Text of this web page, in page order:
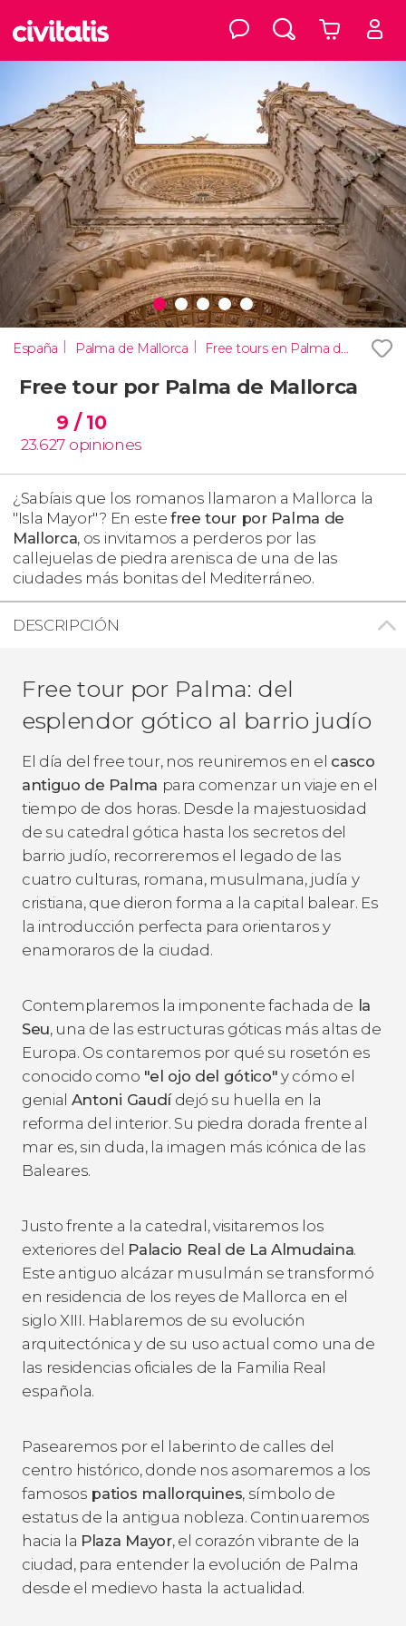
España Palma de Mallorca Free tours en Palma de Mallorca
Free tour por Palma de Mallorca
9 / 10
23.627 opiniones
¿Sabíais que los romanos llamaron a Mallorca la
"Isla Mayor"? En este free tour por Palma de
Mallorca, os invitamos a perderos por las
callejuelas de piedra arenisca de una de las
ciudades más bonitas del Mediterráneo.
DESCRIPCIÓN
Free tour por Palma: del
esplendor gótico al barrio judío
El día del free tour, nos reuniremos en el casco
antiguo de Palma para comenzar un viaje en el
tiempo de dos horas. Desde la majestuosidad
de su catedral gótica hasta los secretos del
barrio judío, recorreremos el legado de las
cuatro culturas, romana, musulmana, judía y
cristiana, que dieron forma a la capital balear. Es
la introducción perfecta para orientaros y
enamoraros de la ciudad.
Contemplaremos la imponente fachada de la
Seu, una de las estructuras góticas más altas de
Europa. Os contaremos por qué su rosetón es
conocido como "el ojo del gótico" y cómo el
genial Antoni Gaudídejó su huella en la
reforma del interior. Su piedra dorada frente al
mar es, sin duda, la imagen más icónica de las
Baleares.
Justo frente a la catedral, visitaremos los
exteriores del Palacio Real de La Almudaina.
Este antiguo alcázar musulmán se transformó
en residencia de los reyes de Mallorca en el
siglo XIII. Hablaremos de su evolución
arquitectónica y de su uso actual como una de
las residencias oficiales de la Familia Real
española.
Pasearemos por el laberinto de calles del
centro histórico, donde nos asomaremos a los
famosos patios mallorquines, símbolo de
estatus de la antigua nobleza. Continuaremos
hacia la Plaza Mayor, el corazón vibrante de la
ciudad, para entender la evolución de Palma
desde el medievo hasta la actualidad.